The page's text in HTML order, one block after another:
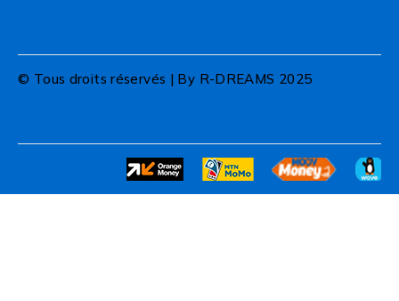
© Tous droits réservés | By R-DREAMS 2025